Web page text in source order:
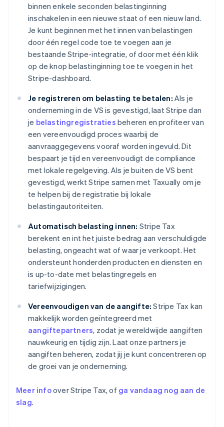
binnen enkele seconden belastinginning
inschakelen in een nieuwe staat of een nieuw land.
Je kunt beginnen met het innen van belastingen
door één regel code toe te voegen aan je
bestaande Stripe-integratie, of door met één klik
op de knop belastinginning toe te voegen in het
Stripe-dashboard.
Je registreren om belasting te betalen: Als je
onderneming in de VS is gevestigd, laat Stripe dan
je belastingregistraties beheren en profiteer van
een vereenvoudigd proces waarbij de
aanvraaggegevens vooraf worden ingevuld. Dit
bespaart je tijd en vereenvoudigt de compliance
met lokale regelgeving. Als je buiten de VS bent
gevestigd, werkt Stripe samen met Taxually om je
te helpen bij de registratie bij lokale
belastingautoriteiten.
Automatisch belasting innen: Stripe Tax
berekent en int het juiste bedrag aan verschuldigde
belasting, ongeacht wat of waar je verkoopt. Het
ondersteunt honderden producten en diensten en
is up-to-date met belastingregels en
tariefwijzigingen.
Vereenvoudigen van de aangifte: Stripe Tax kan
makkelijk worden geïntegreerd met
aangiftepartners, zodat je wereldwijde aangiften
nauwkeurig en tijdig zijn. Laat onze partners je
aangiften beheren, zodat jij je kunt concentreren op
de groei van je onderneming.
Meer infoover Stripe Tax, of ga vandaag nog aan de
slag.